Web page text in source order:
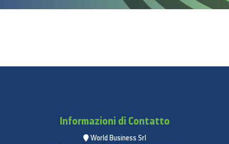
Informazioni di Contatto
World Business Srl